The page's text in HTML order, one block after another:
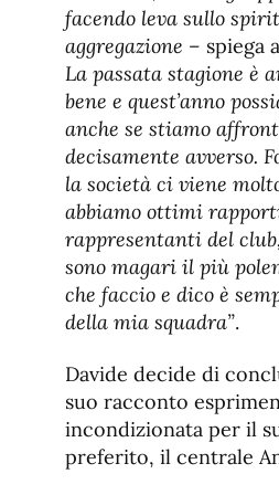
facendo leva sullo
aggregazione – spiega
La passata stagione è
bene e quest’anno
anche se stiamo
decisamente avverso.
la società ci viene
abbiamo ottimi
rappresentanti del
sono magari il più
che faccio e dico è
della mia squadra”.
Davide decide di
suo racconto
incondizionata per il
preferito, il centrale